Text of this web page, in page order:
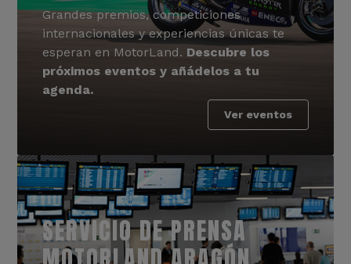
Grandes premios, competiciones
internacionales y experiencias únicas te
esperan en MotorLand. Descubre los
próximos eventos y añádelos a tu
agenda.
Ver eventos
SERVICIO DE PRENSA